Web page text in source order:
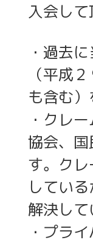
入会して
・過去
（平成
も含む
・クレ
協会、
す。ク
してい
解決して
・プラ